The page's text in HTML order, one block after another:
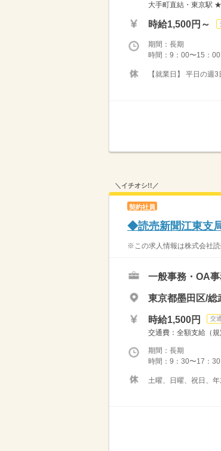
大手町直結・東京駅
時給1,500円～
期間：長期
時間：9：00〜15：
【就業日】 平日の
＼イチオシ!!／
契約社員
◆読売新聞江東支
※この求人情報は株式会社読
一般事務・OA
東京都墨田区/総
時給1,500円 交
交通費：全額支給（
期間：長期
時間：9：30〜17：
土曜、日曜、祝日、